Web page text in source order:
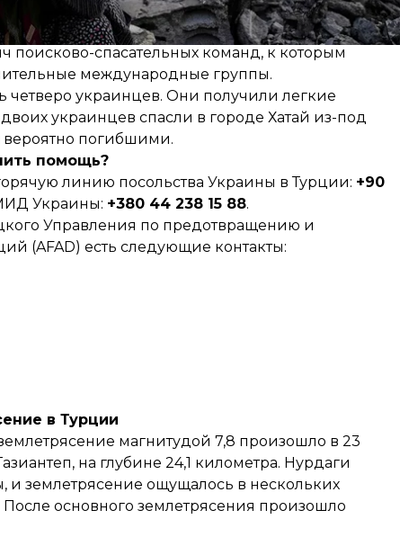
поисково-спасательных команд, к которым
международные группы.
четверо украинцев. Они получили легкие
украинцев спасли в городе Хатай из-под
вероятно погибшими.
помощь?
линию посольства Украины в Турции: +90
Украины: +380 44 238 15 88.
Управления по предотвращению и
(AFAD) есть следующие контакты:
в Турции
магнитудой 7,8 произошло в 23
на глубине 24,1 километра. Нурдаги
землетрясение ощущалось в нескольких
основного землетрясения произошло